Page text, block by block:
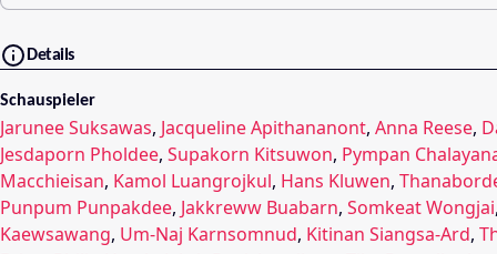
Details
Schauspieler
Jarunee Suksawas, Jacqueline Apithananont, Anna Reese,
Jesdaporn Pholdee, Supakorn Kitsuwon, Pympan
Macchieisan, Kamol Luangrojkul, Hans Kluwen,
Punpum Punpakdee, Jakkreww Buabarn, Somkeat Wongjai
Kaewsawang, Um-Naj Karnsomnud, Kitinan Siangsa-Ard,